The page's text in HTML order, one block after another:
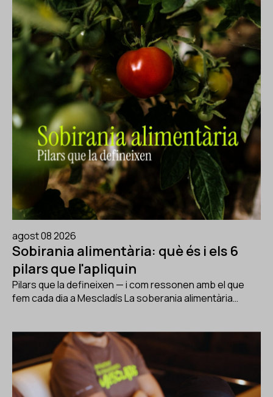
agost 08 2026
Sobirania alimentària: què és i els 6
pilars que l'apliquin
Pilars que la defineixen — i com ressonen amb el que
fem cada dia a Mescladís La soberania alimentària…